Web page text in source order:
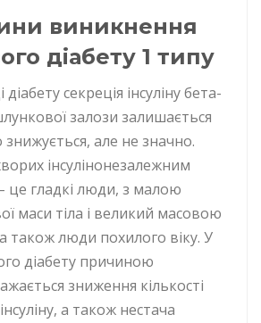
виникнення
діабету 1 типу
секреція інсуліну бета-
залози залишається
але не значно.
інсулінонезалежним
це гладкі люди, з малою
маси тіла і великий масовою
також люди похилого віку. У
діабету причиною
зниження кількості
а також нестача